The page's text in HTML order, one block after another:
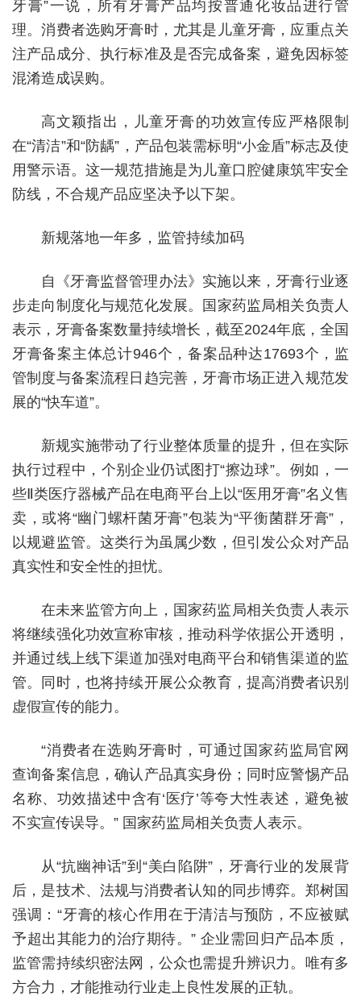
牙膏”一说，所有牙膏产品均按普通化妆品进行管
理。消费者选购牙膏时，尤其是儿童牙膏，应重点关
注产品成分、执行标准及是否完成备案，避免因标签
混淆造成误购。
高文颖指出，儿童牙膏的功效宣传应严格限制
在“清洁”和“防龋”，产品包装需标明“小金盾”标志及使
用警示语。这一规范措施是为儿童口腔健康筑牢安全
防线，不合规产品应坚决予以下架。
新规落地一年多，监管持续加码
自《牙膏监督管理办法》实施以来，牙膏行业逐
步走向制度化与规范化发展。国家药监局相关负责人
表示，牙膏备案数量持续增长，截至2024年底，全国
牙膏备案主体总计946个，备案品种达17693个，监
管制度与备案流程日趋完善，牙膏市场正进入规范发
展的“快车道”。
新规实施带动了行业整体质量的提升，但在实际
执行过程中，个别企业仍试图打“擦边球”。例如，一
些Ⅱ类医疗器械产品在电商平台上以“医用牙膏”名义售
卖，或将“幽门螺杆菌牙膏”包装为“平衡菌群牙膏”，
以规避监管。这类行为虽属少数，但引发公众对产品
真实性和安全性的担忧。
在未来监管方向上，国家药监局相关负责人表示
将继续强化功效宣称审核，推动科学依据公开透明，
并通过线上线下渠道加强对电商平台和销售渠道的监
管。同时，也将持续开展公众教育，提高消费者识别
虚假宣传的能力。
“消费者在选购牙膏时，可通过国家药监局官网
查询备案信息，确认产品真实身份；同时应警惕产品
名称、功效描述中含有‘医疗’等夸大性表述，避免被
不实宣传误导。” 国家药监局相关负责人表示。
从“抗幽神话”到“美白陷阱”，牙膏行业的发展背
后，是技术、法规与消费者认知的同步博弈。郑树国
强调：“牙膏的核心作用在于清洁与预防，不应被赋
予超出其能力的治疗期待。” 企业需回归产品本质，
监管需持续织密法网，公众也需提升辨识力。唯有多
方合力，才能推动行业走上良性发展的正轨。